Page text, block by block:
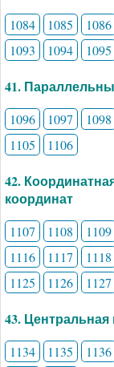
1084 1085 1086
1093
1094 1095
41.
1096 1097 1098
1105
1106
42.
координат
1107 1108 1109
1116
1117 1118
1125
1126 1127
43.
1134 1135 1136